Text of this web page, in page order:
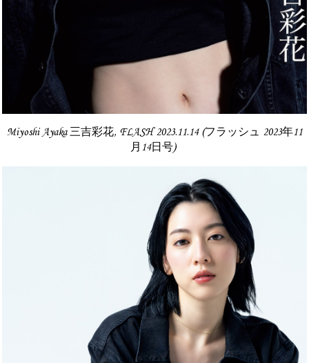
Miyoshi Ayaka 三吉彩花, FLASH 2023.11.14 (フラッシュ 2023年11
月14日号)